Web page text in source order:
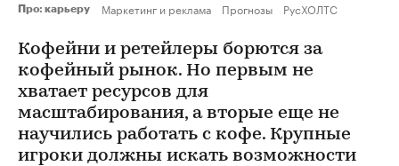
Про: карьеру Маркетинг и реклама Прогнозы РусХОЛТС
Кофейни и ретейлеры борются за
кофейный рынок. Но первым не
хватает ресурсов для
масштабирования, а вторые еще не
научились работать с кофе. Крупные
игроки должны искать возможности